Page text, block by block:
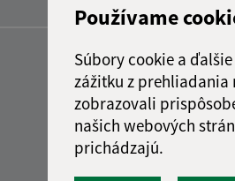
Používame
Súbory cookie a
zážitku z prehliadania
zobrazovali
našich webových
prichádzajú.